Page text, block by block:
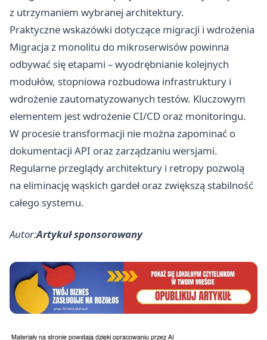
z utrzymaniem wybranej architektury.
Praktyczne wskazówki dotyczące migracji i wdrożenia
Migracja z monolitu do mikroserwisów powinna
odbywać się etapami – wyodrębnianie kolejnych
modułów, stopniowa rozbudowa infrastruktury i
wdrożenie zautomatyzowanych testów. Kluczowym
elementem jest wdrożenie CI/CD oraz monitoringu.
W procesie transformacji nie można zapominać o
dokumentacji API oraz zarządzaniu wersjami.
Regularne przeglądy architektury i retropy pozwolą
na eliminację wąskich gardeł oraz zwiększą stabilność
całego systemu.
Autor:Artykuł sponsorowany